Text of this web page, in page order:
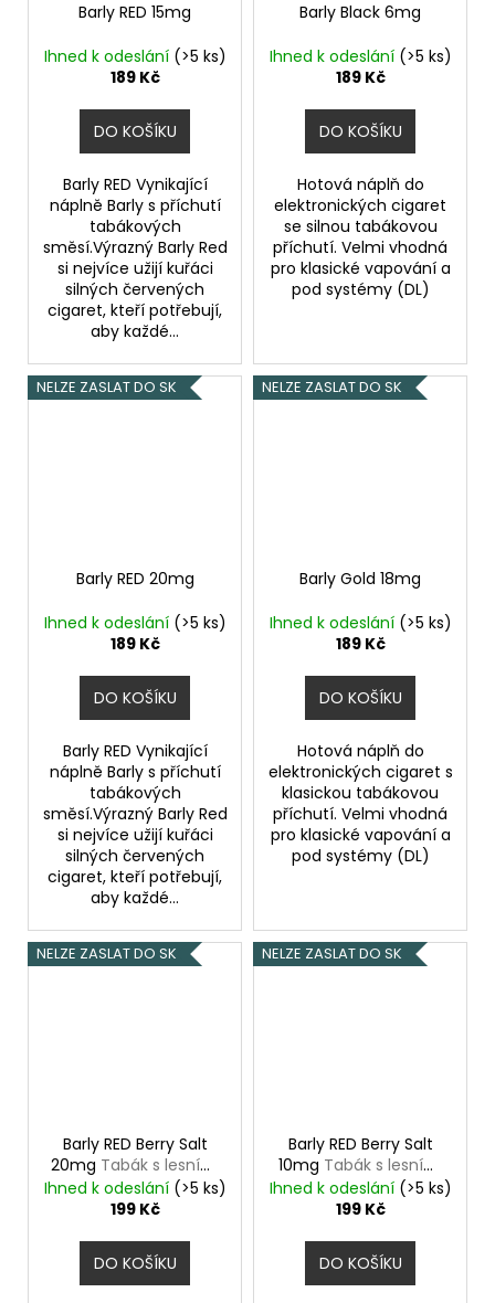
Barly RED 15mg
Ihned k odeslání (>5 ks)
189 Kč
DO KOŠÍKU
Barly RED Vynikající
náplně Barly s příchutí
tabákových
směsí.Výrazný Barly Red
si nejvíce užijí kuřáci
silných červených
cigaret, kteří potřebují,
aby každé...
Barly Black 6mg
Ihned k odeslání (>5 ks)
189 Kč
DO KOŠÍKU
Hotová náplň do
elektronických cigaret
se silnou tabákovou
příchutí. Velmi vhodná
pro klasické vapování a
pod systémy (DL)
NELZE ZASLAT DO SK
Barly RED 20mg
Ihned k odeslání (>5 ks)
189 Kč
DO KOŠÍKU
Barly RED Vynikající
náplně Barly s příchutí
tabákových
směsí.Výrazný Barly Red
si nejvíce užijí kuřáci
silných červených
cigaret, kteří potřebují,
aby každé...
NELZE ZASLAT DO SK
Barly Gold 18mg
Ihned k odeslání (>5 ks)
189 Kč
DO KOŠÍKU
Hotová náplň do
elektronických cigaret s
klasickou tabákovou
příchutí. Velmi vhodná
pro klasické vapování a
pod systémy (DL)
NELZE ZASLAT DO SK
Barly RED Berry Salt
20mg Tabák s lesními
plody
Ihned k odeslání (>5 ks)
199 Kč
DO KOŠÍKU
NELZE ZASLAT DO SK
Barly RED Berry Salt
10mg Tabák s lesními
plody
Ihned k odeslání (>5 ks)
199 Kč
DO KOŠÍKU